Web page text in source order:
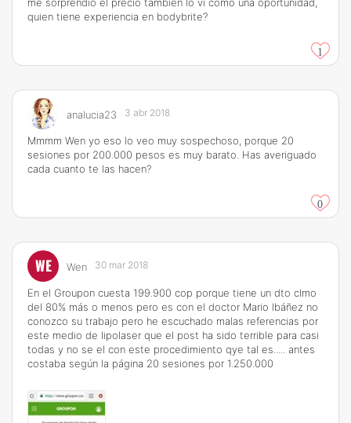
quien tiene experiencia en bodybrite?
1
analucia23 3 abr 2018
Mmmm Wen yo eso lo veo muy sospechoso, porque 20
sesiones por 200.000 pesos es muy barato. Has averiguado
cada cuanto te las hacen?
0
WE Wen 30 mar 2018
En el Groupon cuesta 199.900 cop porque tiene un dto clmo
del 80% más o menos pero es con el doctor Mario Ibáñez no
conozco su trabajo pero he escuchado malas referencias por
este medio de lipolaser que el post ha sido terrible para casi
todas y no se el con este procedimiento qye tal es..... antes
costaba según la página 20 sesiones por 1.250.000